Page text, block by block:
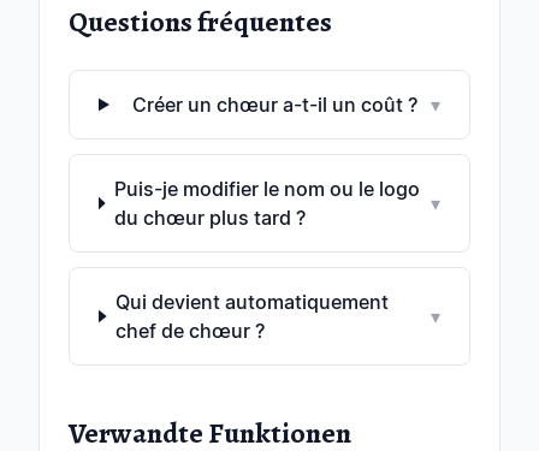
Questions fréquentes
Créer un chœur a-t-il un coût ? ▾
Puis-je modifier le nom ou le logo
du chœur plus tard ?
▾
Qui devient automatiquement
chef de chœur ?
▾
Verwandte Funktionen